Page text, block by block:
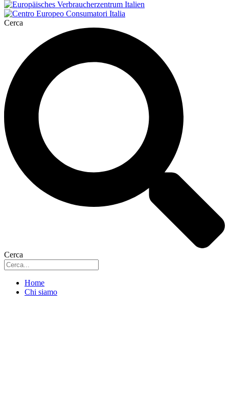
Cerca
Cerca
Home
Chi siamo